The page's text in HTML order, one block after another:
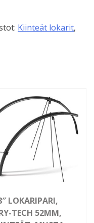
Kiinteät lokarit,
LOKARIPARI,
TECH 52MM,